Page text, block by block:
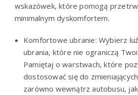
wskazówek, które pomogą
minimalnym dyskomfortem.
Komfortowe ubranie: Wybierz
ubrania, które nie ograniczą
Pamiętaj o warstwach, które
dostosować się do
zarówno wewnątrz autobusu,